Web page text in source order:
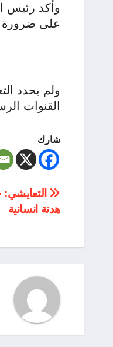
وأكد رئيس
على ضرورة
ولم يحدد
القنوات
شارك
تصفّح
المقالات
هدنة انسانية